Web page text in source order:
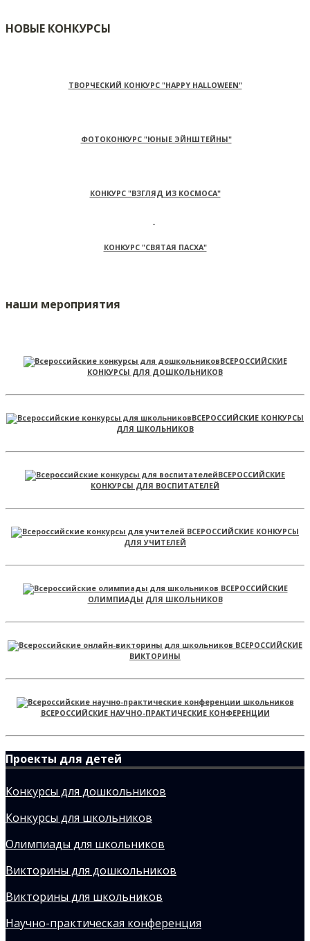
НОВЫЕ КОНКУРСЫ
ТВОРЧЕСКИЙ КОНКУРС "HAPPY HALLOWEEN"
ФОТОКОНКУРС "ЮНЫЕ ЭЙНШТЕЙНЫ"
КОНКУРС "ВЗГЛЯД ИЗ КОСМОСА"
КОНКУРС "СВЯТАЯ ПАСХА"
наши мероприятия
ВСЕРОССИЙСКИЕ
КОНКУРСЫ ДЛЯ ДОШКОЛЬНИКОВ
ВСЕРОССИЙСКИЕ КОНКУРСЫ
ДЛЯ ШКОЛЬНИКОВ
ВСЕРОССИЙСКИЕ
КОНКУРСЫ ДЛЯ ВОСПИТАТЕЛЕЙ
ВСЕРОССИЙСКИЕ КОНКУРСЫ
ДЛЯ УЧИТЕЛЕЙ
ВСЕРОССИЙСКИЕ
ОЛИМПИАДЫ ДЛЯ ШКОЛЬНИКОВ
ВСЕРОССИЙСКИЕ
ВИКТОРИНЫ
ВСЕРОССИЙСКИЕ НАУЧНО-ПРАКТИЧЕСКИЕ КОНФЕРЕНЦИИ
Проекты для детей
Конкурсы для дошкольников
Конкурсы для школьников
Олимпиады для школьников
Викторины для дошкольников
Викторины для школьников
Научно-практическая конференция